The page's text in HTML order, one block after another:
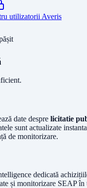
utilizatorii Averis
date despre licitatie
sunt actualizate
de monitorizare.
dedicată
și monitorizare SEAP în